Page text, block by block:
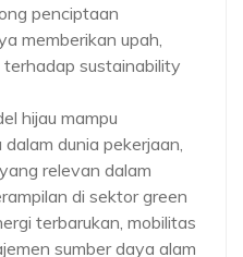
penciptaan
memberikan upah,
sustainability
hijau mampu
dunia pekerjaan,
relevan dalam
di sektor green
terbarukan, mobilitas
sumber daya alam